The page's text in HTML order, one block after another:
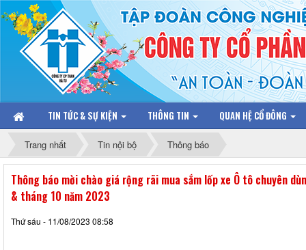
TIN TỨC & SỰ KIỆN THÔNG TIN QUAN HỆ CỔ ĐÔNG
Trang nhất Tin nội bộ Thông báo
Thông báo mời chào giá rộng rãi mua sắm lốp xe Ô tô chuyên
& tháng 10 năm 2023
Thứ sáu - 11/08/2023 08:58